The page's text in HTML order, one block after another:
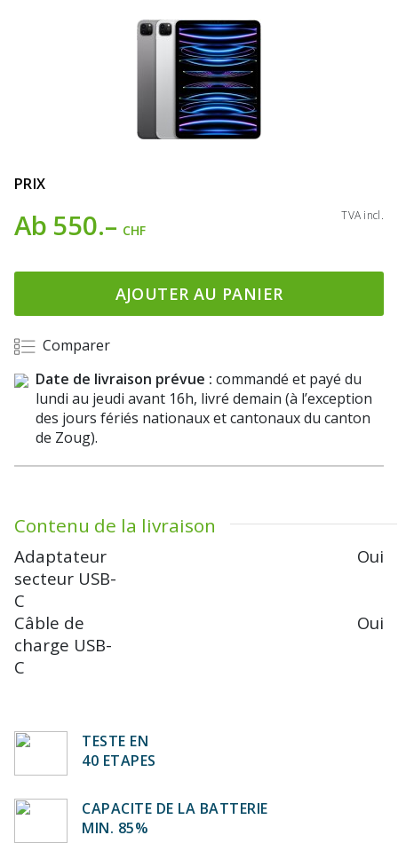
Contenu de la livraison
Adaptateur
secteur USB-
C
Oui
Câble de
charge USB-
C
Oui
TESTE EN
40 ETAPES
CAPACITE DE LA BATTERIE
MIN. 85%
PRIX
Ab 550.– CHF
TVA incl.
AJOUTER AU PANIER
Comparer
Date de livraison prévue : commandé et payé du
lundi au jeudi avant 16h, livré demain (à l’exception
des jours fériés nationaux et cantonaux du canton
de Zoug).